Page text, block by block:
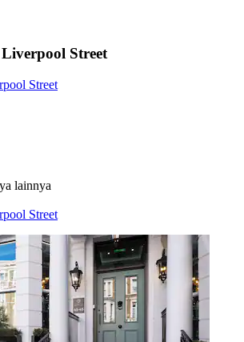
Street
Street
lainnya
Street